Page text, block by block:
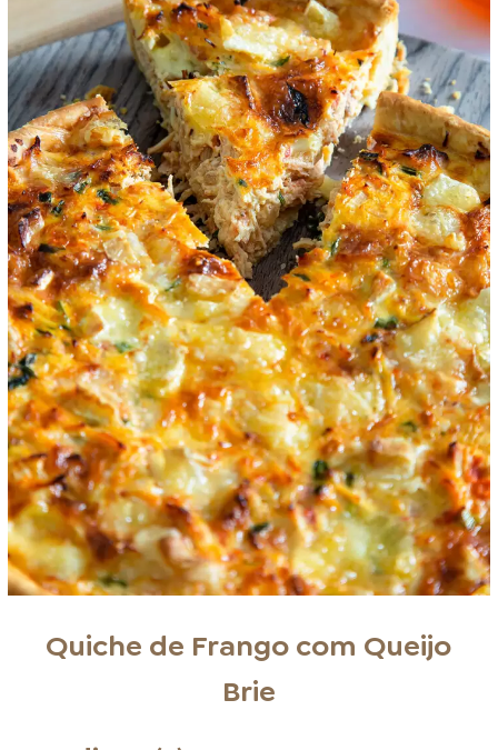
Quiche de Frango com Queijo
Brie